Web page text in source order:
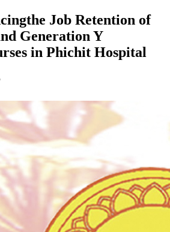
Job Retention of
Generation Y
in Phichit Hospital